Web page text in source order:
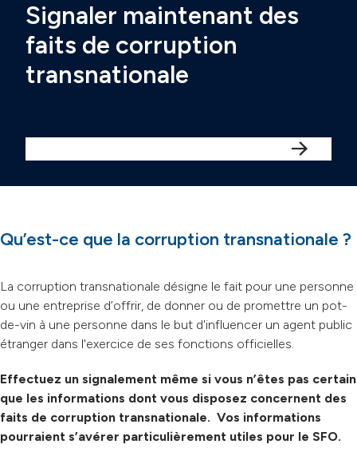
Signaler maintenant des
faits de corruption
transnationale
Qu’est-ce que la corruption transnationale ?
La corruption transnationale désigne le fait pour une personne
ou une entreprise d’offrir, de donner ou de promettre un pot-
de-vin à une personne dans le but d'influencer un agent public
étranger dans l'exercice de ses fonctions officielles.
Effectuez un signalement même si vous n’êtes pas certain
que les informations dont vous disposez concernent des
faits de corruption transnationale. Vos informations
pourraient s’avérer particulièrement utiles pour le SFO.